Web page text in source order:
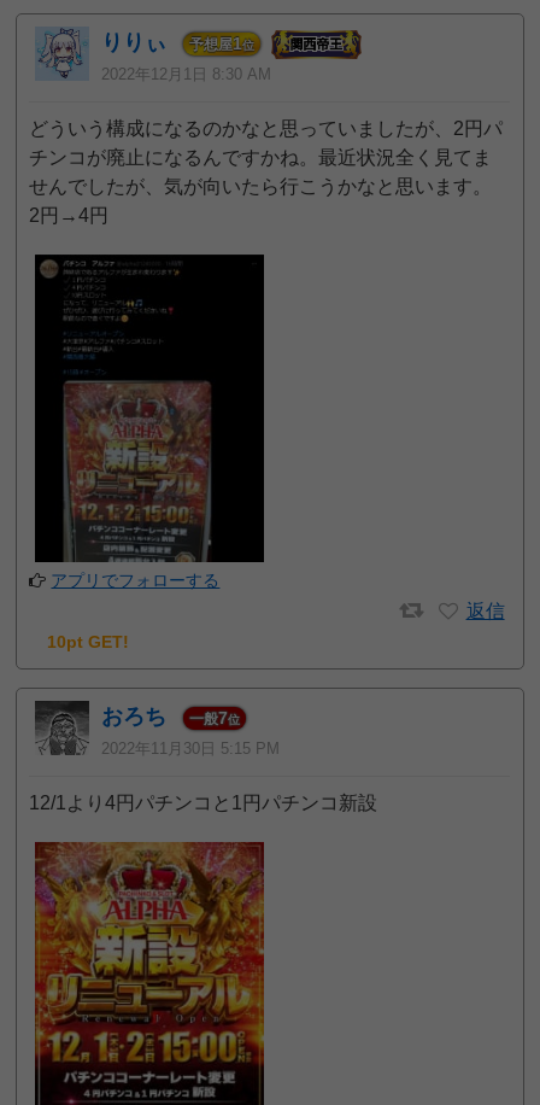
りりぃ 予想屋1位
2022年12月1日 8:30 AM
どういう構成になるのかなと思っていましたが、2円パ
チンコが廃止になるんですかね。最近状況全く見てま
せんでしたが、気が向いたら行こうかなと思います。
2円→4円
アプリでフォローする
返信
10pt GET!
おろち 一般7位
2022年11月30日 5:15 PM
12/1より4円パチンコと1円パチンコ新設